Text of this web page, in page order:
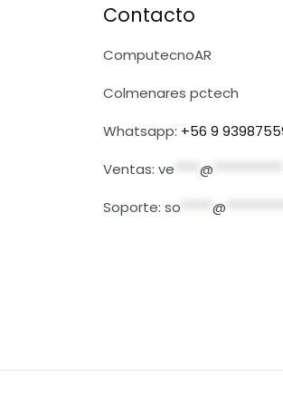
Contacto
ComputecnoAR
Colmenares pctech
Whatsapp: +56 9
Ventas: ve @
Soporte: so @